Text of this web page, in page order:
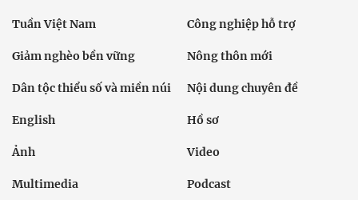
Tuần Việt Nam Công nghiệp hỗ trợ
Giảm nghèo bền vững Nông thôn mới
Dân tộc thiểu số và miền núi Nội dung chuyên đề
English Hồ sơ
Ảnh Video
Multimedia Podcast